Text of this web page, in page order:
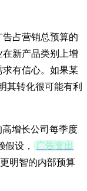
告占营销总预算的
新产品类别上增
有信心。如果某
其转化很可能有利
高增长公司每季度
设，
广告支出
明智的内部预算